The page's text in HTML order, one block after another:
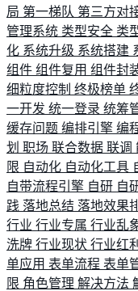
局 第一梯队 第三方对
管理系统 类型安全 类
化 系统升级 系统搭建
组件 组件复用 组件封
细粒度控制 终极榜单
一开发 统一登录 统筹
缓存问题 编排引擎 编
划 职场 联合数据 联调
限 自动化 自动化工具
自带流程引擎 自研 自
践 落地总结 落地效果
行业 行业专属 行业乱
洗牌 行业现状 行业红利
单应用 表单流程 表单
限 角色管理 解决方法